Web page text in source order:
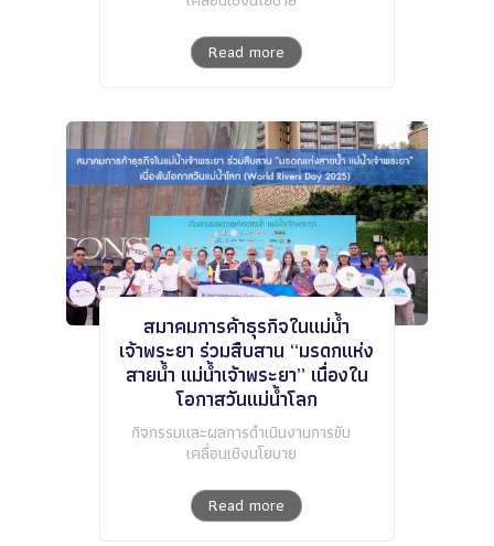
Read more
สมาคมการค้าธุรกิจในแม่น้ำ
เจ้าพระยา ร่วมสืบสาน “มรดกแห่ง
สายน้ำ แม่น้ำเจ้าพระยา” เนื่องใน
โอกาสวันแม่น้ำโลก
กิจกรรมและผลการดำเนินงานการขับ
เคลื่อนเชิงนโยบาย
Read more